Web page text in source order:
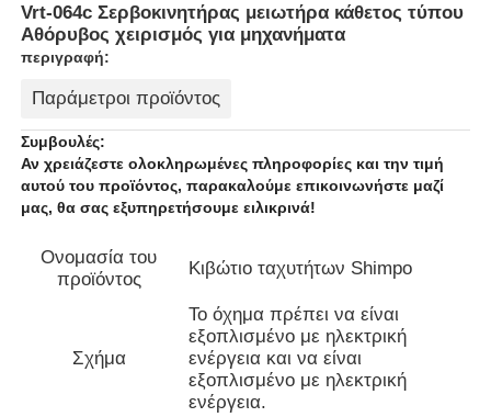
Αρχική Σελίδα
Γύρος εργοστασίων
Vrt-064c Σερβοκινητήρας μειωτήρα κάθετος τύπου
Αθόρυβος χειρισμός για μηχανήματα
περιγραφή:
Παράμετροι προϊόντος
Συμβουλές:
Αν χρειάζεστε ολοκληρωμένες πληροφορίες και την τιμή
αυτού του προϊόντος, παρακαλούμε επικοινωνήστε μαζί
μας, θα σας εξυπηρετήσουμε ειλικρινά!
Ονομασία του
προϊόντος
Κιβώτιο ταχυτήτων Shimpo
Σχήμα
Το όχημα πρέπει να είναι
εξοπλισμένο με ηλεκτρική
ενέργεια και να είναι
εξοπλισμένο με ηλεκτρική
ενέργεια.